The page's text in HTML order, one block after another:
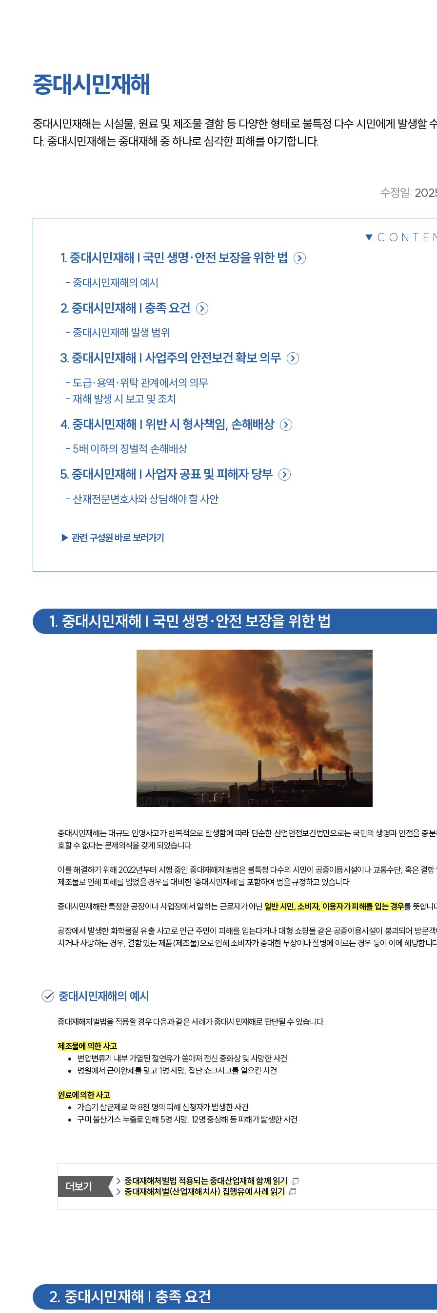
중대시민재해
중대시민재해는 시설물, 원료 및 제조물 결함 등 다양한 형태로 불특정 다수 시민에게 발생할
다. 중대시민재해는 중대재해 중 하나로 심각한 피해를 야기합니다.
수정일:
1. 중대시민재해 | 국민 생명·안전 보장을 위한 법
- 중대시민재해의 예시
2. 중대시민재해 | 충족 요건
- 중대시민재해 발생 범위
3. 중대시민재해 | 사업주의 안전보건 확보 의무
- 도급·용역·위탁 관계에서의 의무
-재해 발생 시 보고 및 조치
4. 중대시민재해 | 위반 시 형사책임, 손해배상
- 5배 이하의 징벌적 손해배상
5. 중대시민재해 | 사업자 공표 및 피해자 당부
- 산재전문변호사와 상담해야 할 사안
▶︎ 관련 구성원 바로 보러가기
1. 중대시민재해 | 국민 생명·안전 보장을 위한 법
중대시민재해는 대규모 인명사고가 반복적으로 발생함에 따라 단순한 산업안전보건법만으로는 국민의 생명과 안전을 충
호할 수 없다는 문제의식을 갖게 되었습니다.
이를 해결하기 위해 2022년부터 시행 중인 중대재해처벌법은 불특정 다수의 시민이 공중이용시설이나 교통수단, 혹은 결함
제조물로 인해 피해를 입었을 경우를 대비한 ‘중대시민재해’를 포함하여 법을 규정하고 있습니다.
중대시민재해란 특정한 공장이나 사업장에서 일하는 근로자가 아닌 일반 시민, 소비자, 이용자가 피해를 입는 경우를 뜻합니
공장에서 발생한 화학물질 유출 사고로 인근 주민이 피해를 입는다거나 대형 쇼핑몰 같은 공중이용시설이 붕괴되어 방문
치거나 사망하는 경우, 결함 있는 제품(제조물)으로 인해 소비자가 중대한 부상이나 질병에 이르는 경우 등이 이에 해당합니
중대시민재해의 예시
중대재해처벌법을 적용할 경우 다음과 같은 사례가 중대시민재해로 판단될 수 있습니다.
제조물에 의한 사고
변압변류기 내부 가열된 절연유가 쏟아져 전신 중화상 및 사망한 사건
병원에서 근이완제를 맞고 1명 사망, 집단 쇼크사고를 일으킨 사건
원료에 의한 사고
가습기 살균제로 약 8천 명의 피해 신청자가 발생한 사건
구미 불산가스 누출로 인해 5명 사망, 12명 중상해 등 피해가 발생한 사건
더보기
중대재해처벌법 적용되는 중대산업재해 함께 읽기
중대재해처벌(산업재해치사) 집행유예 사례 읽기
2. 중대시민재해 | 충족 요건